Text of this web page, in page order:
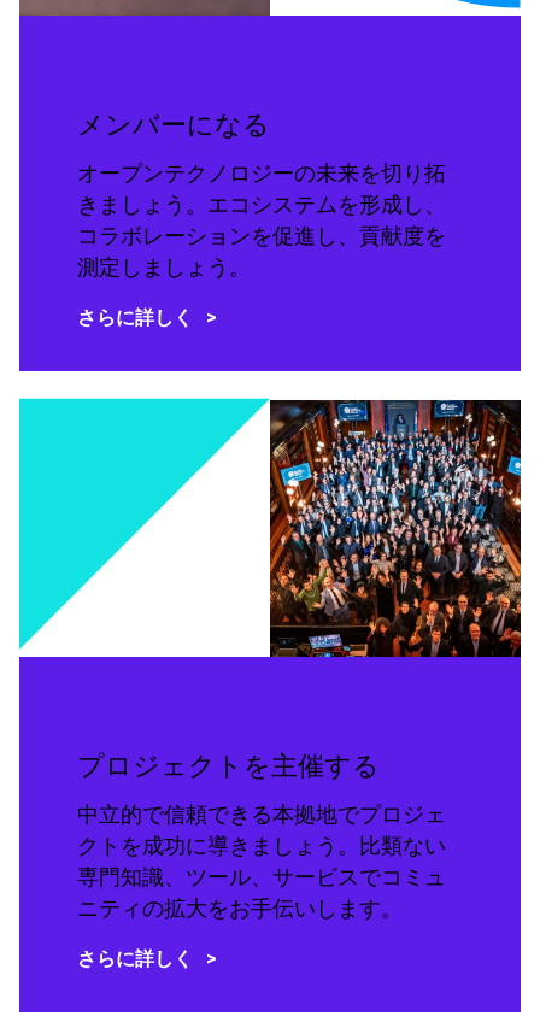
メンバーになる
オープンテクノロジーの未来を切り拓
きましょう。エコシステムを形成し、
コラボレーションを促進し、貢献度を
測定しましょう。
さらに詳しく
プロジェクトを主催する
中立的で信頼できる本拠地でプロジェ
クトを成功に導きましょう。比類ない
専門知識、ツール、サービスでコミュ
ニティの拡大をお手伝いします。
さらに詳しく